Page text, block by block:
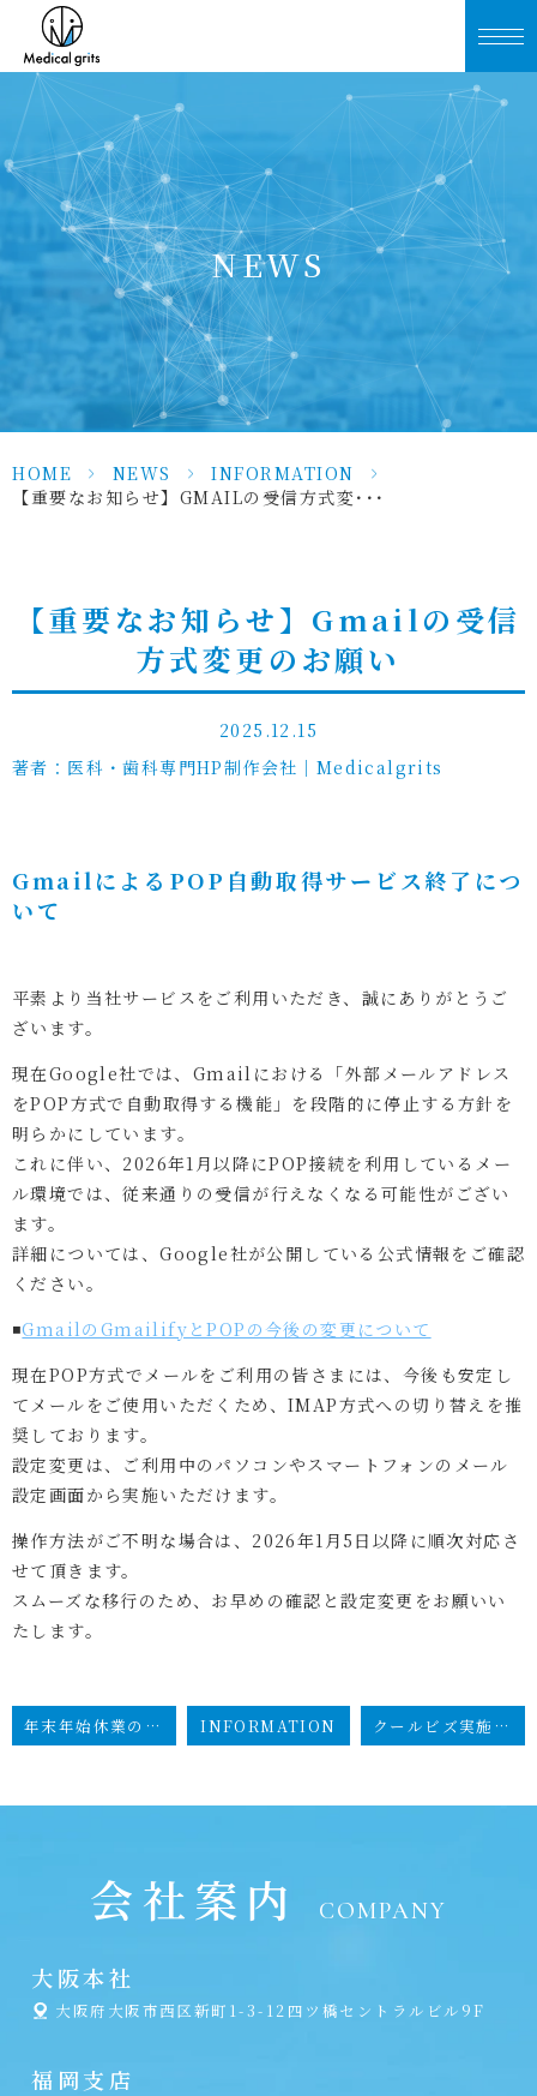
NEWS
HOME > NEWS > INFORMATION
>
【重要なお知らせ】GMAILの受信方式変･･･
【重要なお知らせ】Gmailの受信
方式変更のお願い
2025.12.15
著者：医科・歯科専門HP制作会社｜Medicalgrits
GmailによるPOP自動取得サービス終了につ
いて
平素より当社サービスをご利用いただき、誠にありがとうご
ざいます。
現在Google社では、Gmailにおける「外部メールアドレス
をPOP方式で自動取得する機能」を段階的に停止する方針を
明らかにしています。
これに伴い、2026年1月以降にPOP接続を利用しているメー
ル環境では、従来通りの受信が行えなくなる可能性がござい
ます。
詳細については、Google社が公開している公式情報をご確認
ください。
◾️GmailのGmailifyとPOPの今後の変更について
現在POP方式でメールをご利用の皆さまには、今後も安定し
てメールをご使用いただくため、IMAP方式への切り替えを推
奨しております。
設定変更は、ご利用中のパソコンやスマートフォンのメール
設定画面から実施いただけます。
操作方法がご不明な場合は、2026年1月5日以降に順次対応さ
せて頂きます。
スムーズな移行のため、お早めの確認と設定変更をお願いい
たします。
年末年始休業のお知らせ INFORMATION クールビズ実施のお知らせ
会社案内 COMPANY
大阪本社
大阪府大阪市西区新町1-3-12四ツ橋セントラルビル9F
福岡支店